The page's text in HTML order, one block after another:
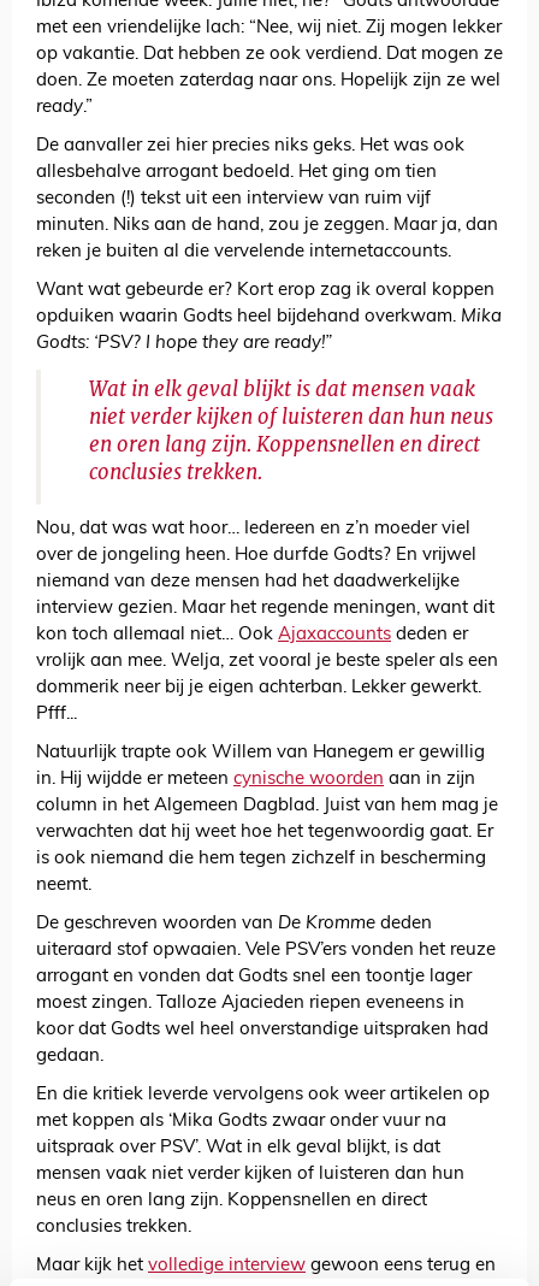
met een vriendelijke lach: “Nee, wij niet. Zij mogen lekker
op vakantie. Dat hebben ze ook verdiend. Dat mogen ze
doen. Ze moeten zaterdag naar ons. Hopelijk zijn ze wel
ready.”
De aanvaller zei hier precies niks geks. Het was ook
allesbehalve arrogant bedoeld. Het ging om tien
seconden (!) tekst uit een interview van ruim vijf
minuten. Niks aan de hand, zou je zeggen. Maar ja, dan
reken je buiten al die vervelende internetaccounts.
Want wat gebeurde er? Kort erop zag ik overal koppen
opduiken waarin Godts heel bijdehand overkwam. Mika
Godts: ‘PSV? I hope they are ready!”
Wat in elk geval blijkt is dat mensen vaak
niet verder kijken of luisteren dan hun neus
en oren lang zijn. Koppensnellen en direct
conclusies trekken.
Nou, dat was wat hoor… Iedereen en z’n moeder viel
over de jongeling heen. Hoe durfde Godts? En vrijwel
niemand van deze mensen had het daadwerkelijke
interview gezien. Maar het regende meningen, want dit
kon toch allemaal niet… Ook Ajaxaccounts deden er
vrolijk aan mee. Welja, zet vooral je beste speler als een
dommerik neer bij je eigen achterban. Lekker gewerkt.
Pfff...
Natuurlijk trapte ook Willem van Hanegem er gewillig
in. Hij wijdde er meteen cynische woorden aan in zijn
column in het Algemeen Dagblad. Juist van hem mag je
verwachten dat hij weet hoe het tegenwoordig gaat. Er
is ook niemand die hem tegen zichzelf in bescherming
neemt.
De geschreven woorden van De Kromme deden
uiteraard stof opwaaien. Vele PSV’ers vonden het reuze
arrogant en vonden dat Godts snel een toontje lager
moest zingen. Talloze Ajacieden riepen eveneens in
koor dat Godts wel heel onverstandige uitspraken had
gedaan.
En die kritiek leverde vervolgens ook weer artikelen op
met koppen als ‘Mika Godts zwaar onder vuur na
uitspraak over PSV’. Wat in elk geval blijkt, is dat
mensen vaak niet verder kijken of luisteren dan hun
neus en oren lang zijn. Koppensnellen en direct
conclusies trekken.
Maar kijk het volledige interview gewoon eens terug en